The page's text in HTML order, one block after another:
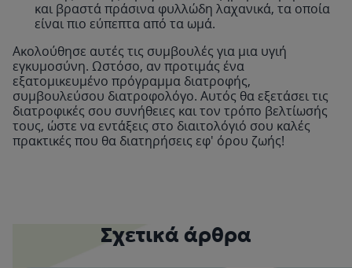
και βραστά πράσινα φυλλώδη λαχανικά, τα οποία
είναι πιο εύπεπτα από τα ωμά.
Ακολούθησε αυτές τις συμβουλές για μια υγιή
εγκυμοσύνη. Ωστόσο, αν προτιμάς ένα
εξατομικευμένο πρόγραμμα διατροφής,
συμβουλεύσου διατροφολόγο. Αυτός θα εξετάσει τις
διατροφικές σου συνήθειες και τον τρόπο βελτίωσής
τους, ώστε να εντάξεις στο διαιτολόγιό σου καλές
πρακτικές που θα διατηρήσεις εφ' όρου ζωής!
Σχετικά άρθρα